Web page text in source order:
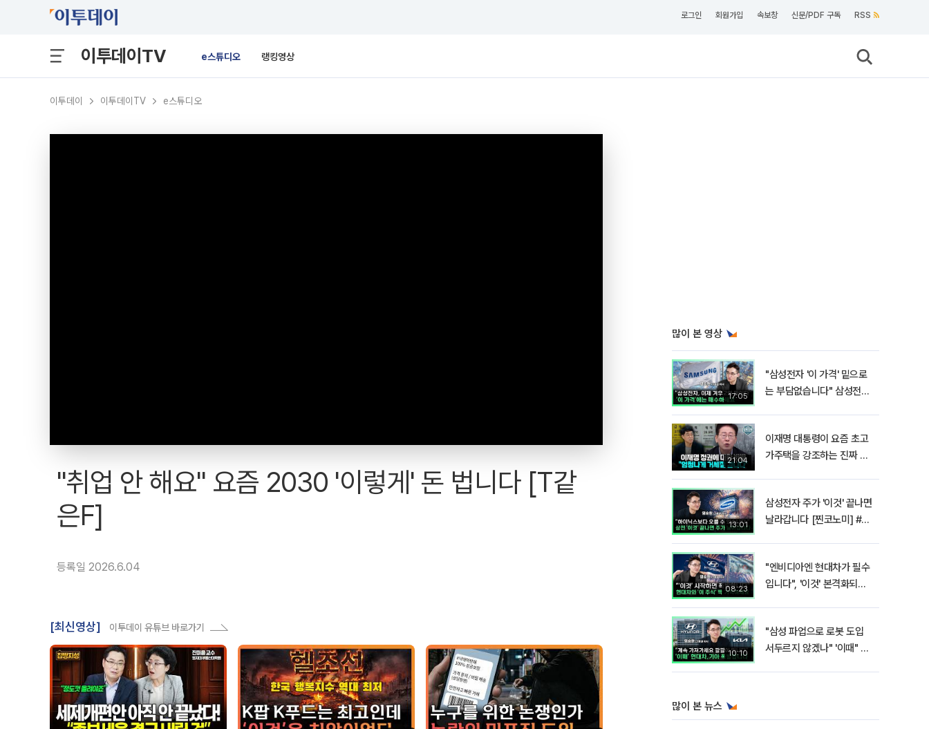
로그인 회원가입 속보창 신문/PDF 구독 RSS
이투데이TV e스튜디오 랭킹영상
이투데이 이투데이TV e스튜디오
"취업 안 해요" 요즘 2030 '이렇게' 돈 법니다 [T같
은F]
등록일 2026.6.04
[최신영상] 이투데이 유튜브 바로가기
많이 본 영상
17:05
"삼성전자 '이 가격' 밑으로
는 부담없습니다" 삼성전자
21:04
이재명 대통령이 요즘 초고
가주택을 강조하는 진짜 이
13:01
삼성전자 주가 '이것' 끝나면
날라갑니다 [찐코노미] #반
08:23
"엔비디아엔 현대차가 필수
입니다", '이것' 본격화되면
10:10
"삼성 파업으로 로봇 도입
서두르지 않겠나" '이때" 현
많이 본 뉴스